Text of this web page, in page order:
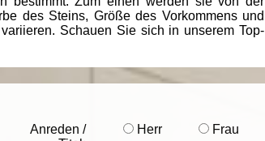
des Steins, Größe des Vorkommens und
Schauen Sie sich in unserem Top-
Anreden /
Herr
Frau